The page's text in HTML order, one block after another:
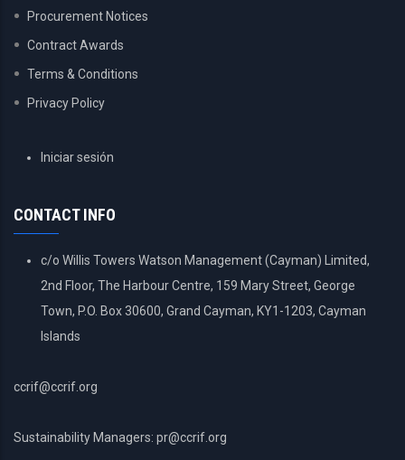
Procurement Notices
Contract Awards
Terms & Conditions
Privacy Policy
USERIniciar sesión
CONTACT INFO
c/o Willis Towers Watson Management (Cayman) Limited,
2nd Floor, The Harbour Centre, 159 Mary Street, George
Town, P.O. Box 30600, Grand Cayman, KY1-1203, Cayman
Islands
ccrif@ccrif.org
Sustainability Managers: pr@ccrif.org